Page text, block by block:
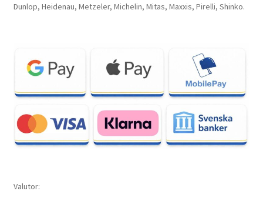
Dunlop, Heidenau, Metzeler, Michelin, Mitas, Maxxis, Pirelli, Shinko.
Valutor: